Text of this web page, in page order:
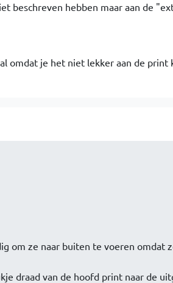
beschreven hebben maar aan de
omdat je het niet lekker aan de print
om ze naar buiten te voeren omdat
draad van de hoofd print naar de